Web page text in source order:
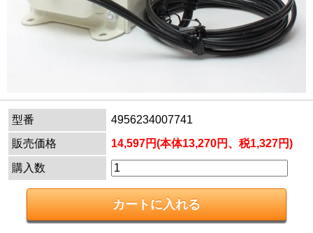
型番
4956234007741
販売価格
14,597円(本体13,270円、税1,327円)
購入数